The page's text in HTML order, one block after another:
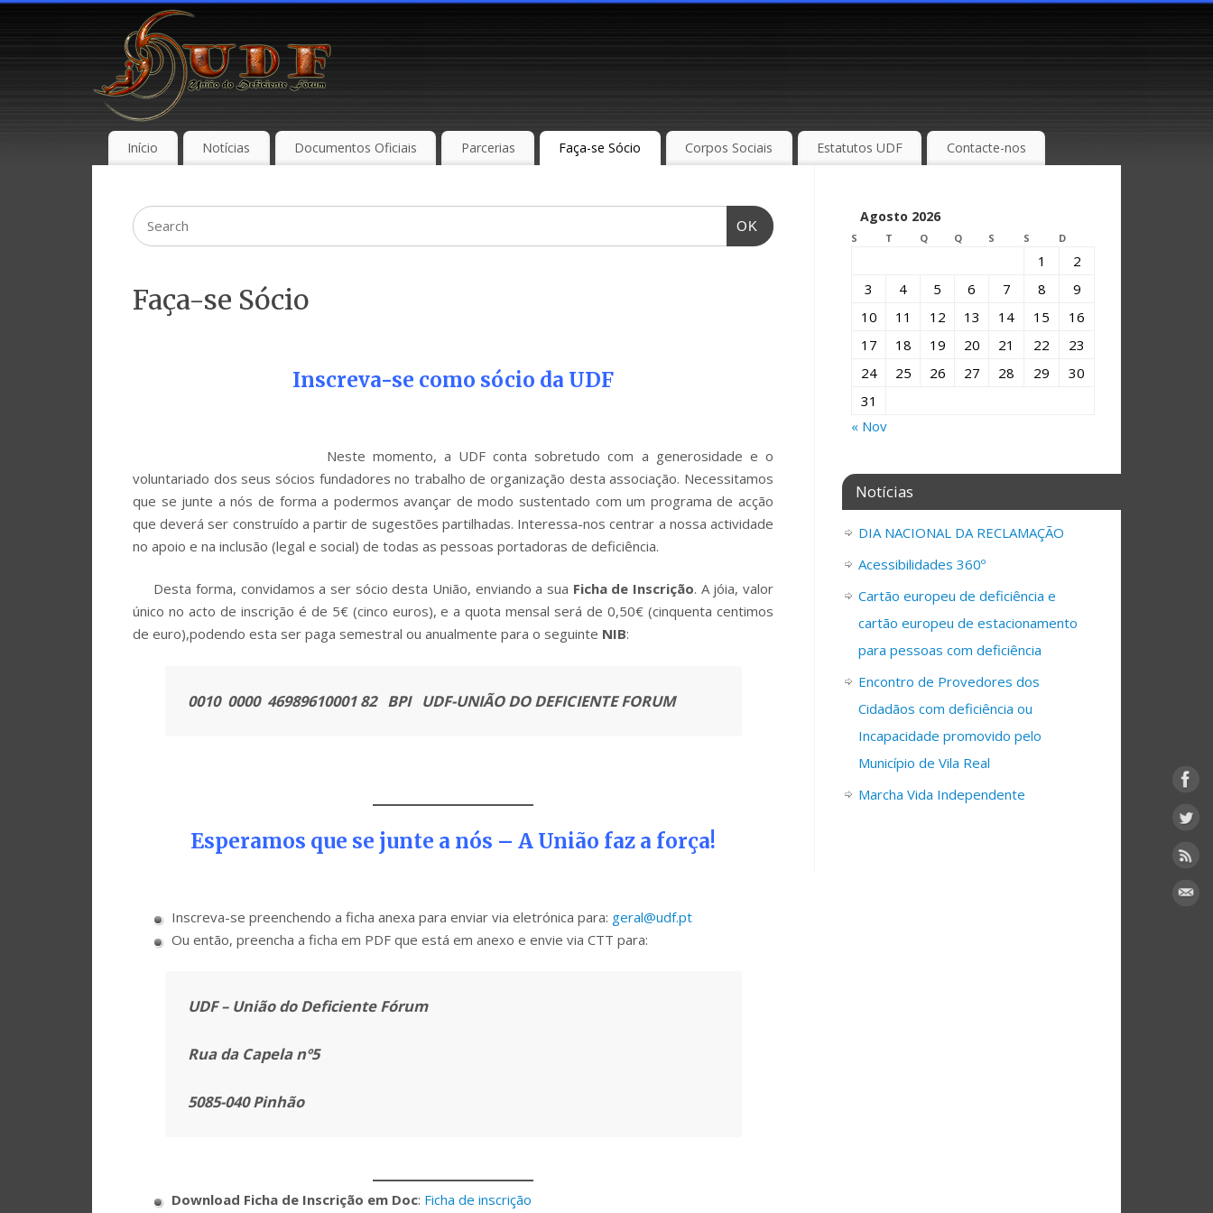
Início Notícias Documentos Oficiais Parcerias Faça-se Sócio Corpos Sociais Estatutos UDF Contacte-nos
OK
Faça-se Sócio
Inscreva-se como sócio da UDF
Neste momento, a UDF conta sobretudo com a generosidade e o
voluntariado dos seus sócios fundadores no trabalho de organização desta associação. Necessitamos
que se junte a nós de forma a podermos avançar de modo sustentado com um programa de acção
que deverá ser construído a partir de sugestões partilhadas. Interessa-nos centrar a nossa actividade
no apoio e na inclusão (legal e social) de todas as pessoas portadoras de deficiência.
Desta forma, convidamos a ser sócio desta União, enviando a sua Ficha de Inscrição. A jóia, valor
único no acto de inscrição é de 5€ (cinco euros), e a quota mensal será de 0,50€ (cinquenta centimos
de euro),podendo esta ser paga semestral ou anualmente para o seguinte NIB:
0010 0000 46989610001 82 BPI UDF-UNIÃO DO DEFICIENTE FORUM
Esperamos que se junte a nós – A União faz a força!
Inscreva-se preenchendo a ficha anexa para enviar via eletrónica para: geral@udf.pt
Ou então, preencha a ficha em PDF que está em anexo e envie via CTT para:
UDF – União do Deficiente Fórum
Rua da Capela nº5
5085-040 Pinhão
Download Ficha de Inscrição em Doc: Ficha de inscrição
Agosto 2026
S T Q Q S S D
1
2
3
4 5 6 7 8
9
10
11 12 13 14 15
16
17
18 19 20 21 22
23
24
25 26 27 28 29
30
31
« Nov
Notícias
DIA NACIONAL DA RECLAMAÇÃO
Acessibilidades 360º
Cartão europeu de deficiência e
cartão europeu de estacionamento
para pessoas com deficiência
Encontro de Provedores dos
Cidadãos com deficiência ou
Incapacidade promovido pelo
Município de Vila Real
Marcha Vida Independente